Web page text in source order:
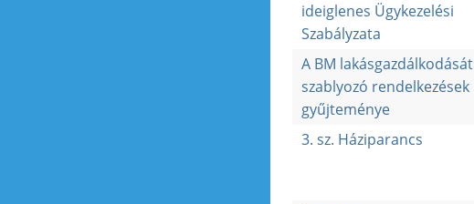
ideiglenes Ügykezelési
Szabályzata
A BM lakásgazdálkodását
szablyozó rendelkezések
gyűjteménye
3. sz. Háziparancs